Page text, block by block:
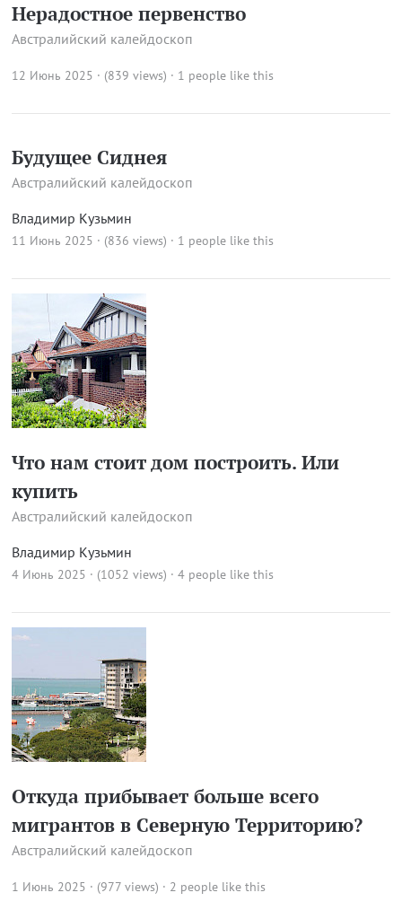
Нерадостное первенство
Австралийский калейдоскоп
12 Июнь 2025 · (839 views) · 1 people like this
Будущее Сиднея
Австралийский калейдоскоп
Владимир Кузьмин
11 Июнь 2025 · (836 views) · 1 people like this
Что нам стоит дом построить. Или
купить
Австралийский калейдоскоп
Владимир Кузьмин
4 Июнь 2025 · (1052 views) · 4 people like this
Откуда прибывает больше всего
мигрантов в Северную Территорию?
Австралийский калейдоскоп
1 Июнь 2025 · (977 views) · 2 people like this